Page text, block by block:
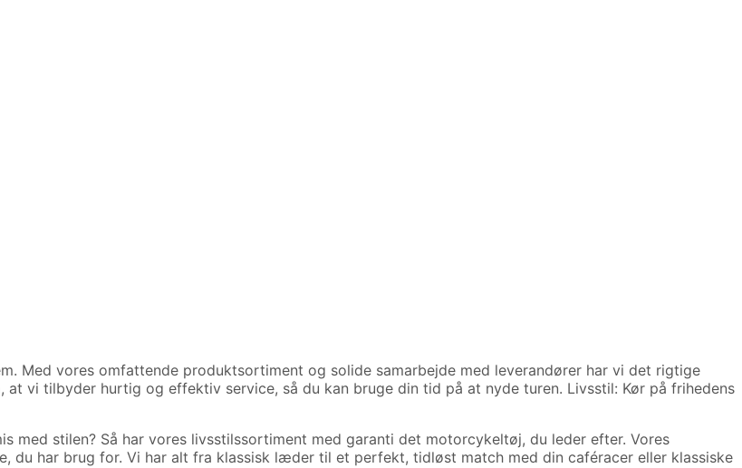
Med vores omfattende produktsortiment og solide samarbejde med leverandører har vi det rigtige
at vi tilbyder hurtig og effektiv service, så du kan bruge din tid på at nyde turen. Livsstil: Kør på frihedens
med stilen? Så har vores livsstilssortiment med garanti det motorcykeltøj, du leder efter. Vores
du har brug for. Vi har alt fra klassisk læder til et perfekt, tidløst match med din caféracer eller klassiske